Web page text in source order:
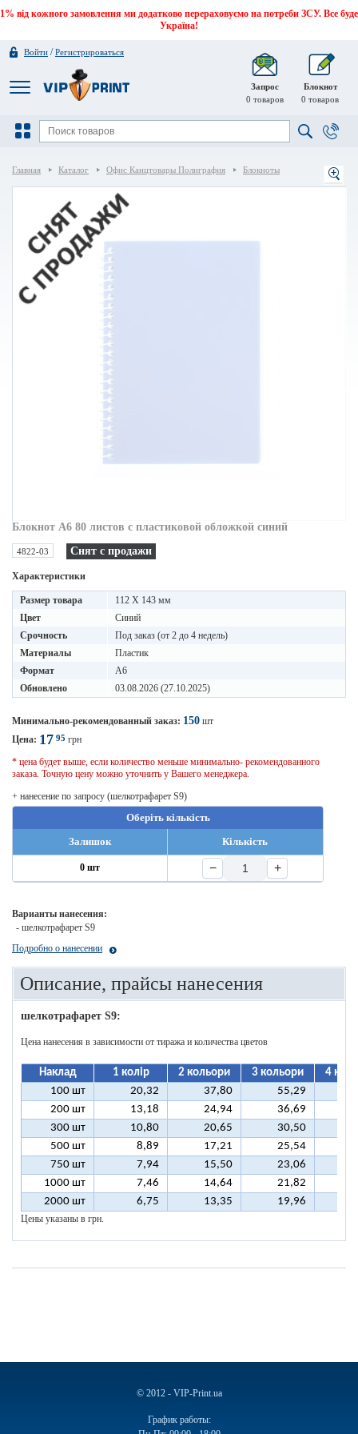
1% від кожного замовлення ми додатково перераховуємо на потреби ЗСУ. Все буде
Україна!
Войти /Регистрироваться
Запрос
0 товаров
Блокнот
0 товаров
Главная Каталог Офис Канцтовары Полиграфия Блокноты
Блокнот А6 80 листов с пластиковой обложкой синий
4822-03 Снят с продажи
Характеристики
Размер товара
112 Х 143 мм
Цвет
Синий
Срочность
Под заказ (от 2 до 4 недель)
Материалы
Пластик
Формат
A6
Обновлено
03.08.2026 (27.10.2025)
Минимально-рекомендованный заказ: 150 шт
Цена: 17 95 грн
* цена будет выше, если количество меньше минимально- рекомендованного
заказа. Точную цену можно уточнить у Вашего менеджера.
+ нанесение по запросу (шелкотрафарет S9)
Оберіть кількість
Залишок
Кількість
0 шт − +
Варианты нанесения:
- шелкотрафарет S9
Подробно о нанесении
Описание, прайсы нанесения
шелкотрафарет S9:
Цена нанесения в зависимости от тиража и количества цветов
Наклад 1 колір 2 кольори 3 кольори
4
100 шт
20,32 37,80 55,29
200 шт
13,18 24,94 36,69
300 шт
10,80 20,65 30,50
500 шт
8,89 17,21 25,54
750 шт
7,94 15,50 23,06
1000 шт
7,46 14,64 21,82
2000 шт
6,75 13,35 19,96
Цены указаны в грн.
© 2012 - VIP-Print.ua
График работы: